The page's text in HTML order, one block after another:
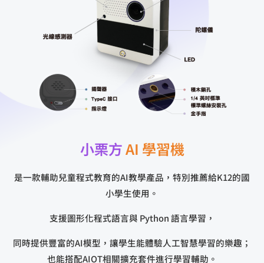
小栗方AI 學習機
是一款輔助兒童程式教育的AI教學產品，特別推薦給K12的國
小學生使用。
支援圖形化程式語言與 Python 語言學習，
同時提供豐富的AI模型，讓學生能體驗人工智慧學習的樂趣；
也能搭配AIOT相關擴充套件進行學習輔助。